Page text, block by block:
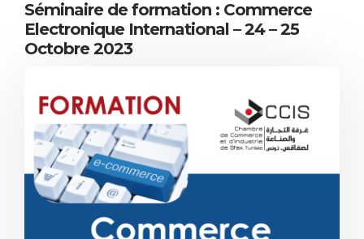
Séminaire de formation : Commerce
Electronique International – 24 – 25
Octobre 2023